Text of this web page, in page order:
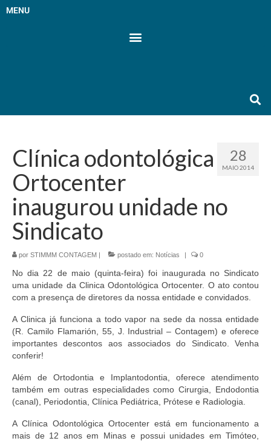
MENU
28
MAIO 2014
Clínica odontológica
Ortocenter
inaugurou unidade no
Sindicato
por STIMMM CONTAGEM | postado em: Notícias | 0
No dia 22 de maio (quinta-feira) foi inaugurada no Sindicato
uma unidade da Clinica Odontológica Ortocenter. O ato contou
com a presença de diretores da nossa entidade e convidados.
A Clinica já funciona a todo vapor na sede da nossa entidade
(R. Camilo Flamarión, 55, J. Industrial – Contagem) e oferece
importantes descontos aos associados do Sindicato. Venha
conferir!
Além de Ortodontia e Implantodontia, oferece atendimento
também em outras especialidades como Cirurgia, Endodontia
(canal), Periodontia, Clínica Pediátrica, Prótese e Radiologia.
A Clínica Odontológica Ortocenter está em funcionamento a
mais de 12 anos em Minas e possui unidades em Timóteo,